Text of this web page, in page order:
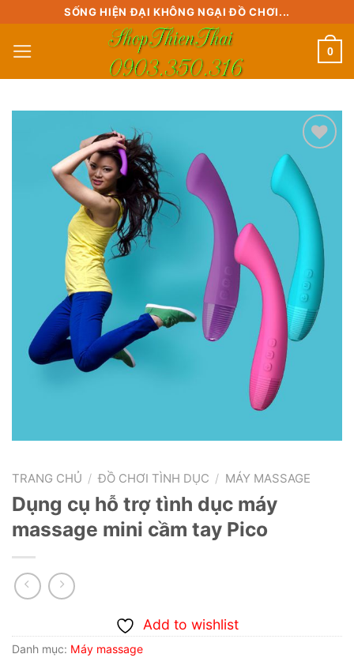
content
SỐNG HIỆN ĐẠI KHÔNG NGẠI ĐỒ CHƠI...
0
Add to
wishlist
TRANG CHỦ / ĐỒ CHƠI TÌNH DỤC / MÁY MASSAGE
Dụng cụ hỗ trợ tình dục máy
massage mini cầm tay Pico
Add to wishlist
Danh mục: Máy massage